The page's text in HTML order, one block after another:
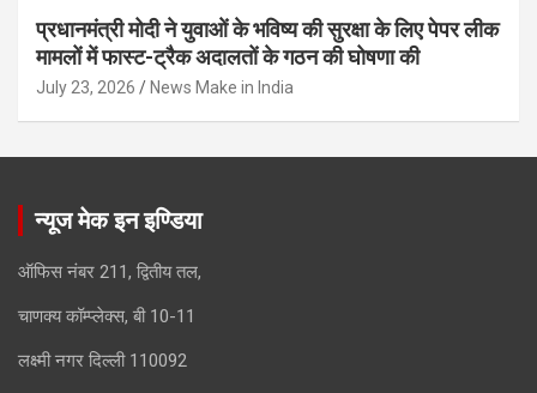
प्रधानमंत्री मोदी ने युवाओं के भविष्य की सुरक्षा के लिए पेपर लीक
मामलों में फास्ट-ट्रैक अदालतों के गठन की घोषणा की
July 23, 2026 News Make in India
न्यूज मेक इन इण्डिया
ऑफिस नंबर 211, द्वितीय तल,
चाणक्य कॉम्प्लेक्स, बी 10-11
लक्ष्मी नगर दिल्ली 110092